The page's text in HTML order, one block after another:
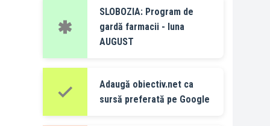
SLOBOZIA: Program de
gardă farmacii - luna
AUGUST
Adaugă obiectiv.net ca
sursă preferată pe Google